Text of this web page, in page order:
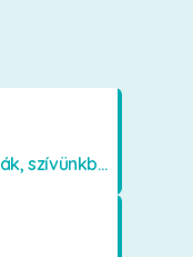
Színpadon a kollégák, szívünkben a lakók